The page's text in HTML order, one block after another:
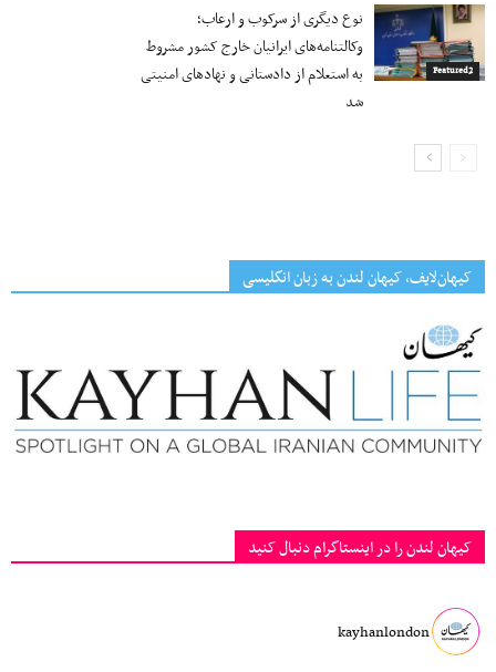
Featured2
نوع دیگری از سرکوب و ارعاب؛
وکالتنامه‌های ایرانیان خارج کشور مشروط
به استعلام از دادستانی و نهادهای امنیتی
شد
کیهان‌لایف، کیهان لندن به زبان انگلیسی
کیهان لندن را در اینستاگرام دنبال کنید
kayhanlondon